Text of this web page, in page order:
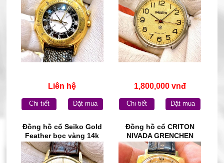
Liên hệ
Chi tiết Đặt mua
1,800,000 vnđ
Chi tiết Đặt mua
Đồng hồ cổ Seiko Gold
Feather bọc vàng 14k
goldfilled lên dây chính
hãng nhật bản
Đồng hồ cổ CRITON
NIVADA GRENCHEN
Automatic chính hãng
Thụy Sĩ